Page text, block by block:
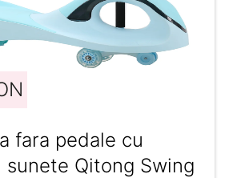
fara pedale cu
sunete Qitong Swing